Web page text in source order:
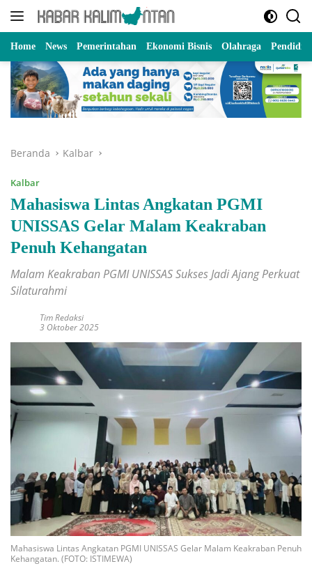
Langsung
Home News Pemerintahan Ekonomi Bisnis Olahraga
Beranda Kalbar
Kalbar
Mahasiswa Lintas Angkatan PGMI
UNISSAS Gelar Malam Keakraban
Penuh Kehangatan
Malam Keakraban PGMI UNISSAS Sukses Jadi Ajang Perkuat
Silaturahmi
Tim Redaksi
3 Oktober 2025
Mahasiswa Lintas Angkatan PGMI UNISSAS Gelar Malam Keakraban Penuh
Kehangatan. (FOTO: ISTIMEWA)